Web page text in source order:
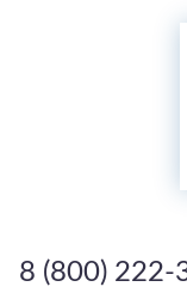
8 (800) 222-